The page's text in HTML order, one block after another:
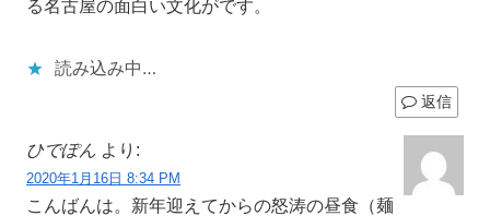
る名古屋の面白い文化がです。
読み込み中…
返信
ひでぽん より:
2020年1月16日 8:34 PM
こんばんは。新年迎えてからの怒涛の昼食（麺